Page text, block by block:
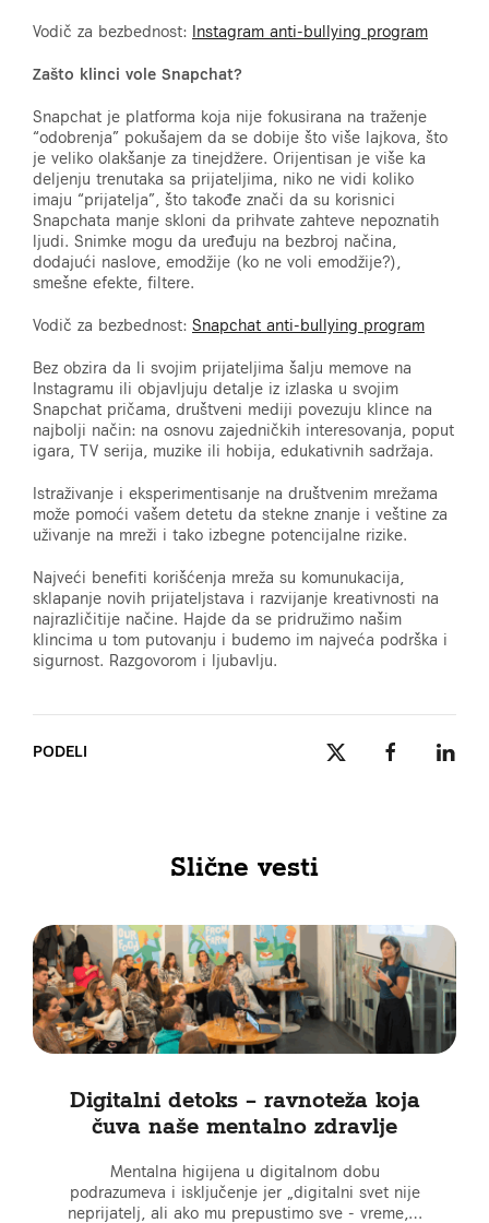
Vodič za bezbednost: Instagram anti-bullying program
Zašto klinci vole Snapchat?
Snapchat je platforma koja nije fokusirana na traženje
“odobrenja” pokušajem da se dobije što više lajkova, što
je veliko olakšanje za tinejdžere. Orijentisan je više ka
deljenju trenutaka sa prijateljima, niko ne vidi koliko
imaju “prijatelja”, što takođe znači da su korisnici
Snapchata manje skloni da prihvate zahteve nepoznatih
ljudi. Snimke mogu da uređuju na bezbroj načina,
dodajući naslove, emodžije (ko ne voli emodžije?),
smešne efekte, filtere.
Vodič za bezbednost: Snapchat anti-bullying program
Bez obzira da li svojim prijateljima šalju memove na
Instagramu ili objavljuju detalje iz izlaska u svojim
Snapchat pričama, društveni mediji povezuju klince na
najbolji način: na osnovu zajedničkih interesovanja, poput
igara, TV serija, muzike ili hobija, edukativnih sadržaja.
Istraživanje i eksperimentisanje na društvenim mrežama
može pomoći vašem detetu da stekne znanje i veštine za
uživanje na mreži i tako izbegne potencijalne rizike.
Najveći benefiti korišćenja mreža su komunukacija,
sklapanje novih prijateljstava i razvijanje kreativnosti na
najrazličitije načine. Hajde da se pridružimo našim
klincima u tom putovanju i budemo im najveća podrška i
sigurnost. Razgovorom i ljubavlju.
PODELI
Slične vesti
Digitalni detoks – ravnoteža koja
čuva naše mentalno zdravlje
Mentalna higijena u digitalnom dobu
podrazumeva i isključenje jer „digitalni svet nije
neprijatelj, ali ako mu prepustimo sve - vreme,…